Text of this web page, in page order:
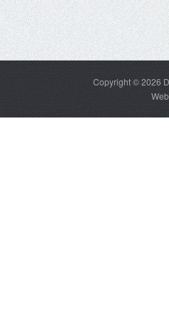
Copyright © 2026